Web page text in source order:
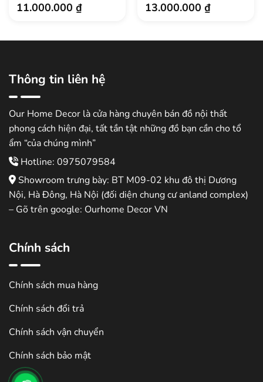
11.000.000₫ 13.000.000₫
Thông tin liên hệ
Our Home Decor là cửa hàng chuyên bán đồ nội thất
phong cách hiện đại, tất tần tật những đồ bạn cần cho tổ
ẩm “của chúng mình”
Hotline: 0975079584
Showroom trưng bày: BT M09-02 khu đô thị Dương
Nội, Hà Đông, Hà Nội (đối diện chung cư anland complex)
– Gõ trên google: Ourhome Decor VN
Chính sách
Chính sách mua hàng
Chính sách đổi trả
Chính sách vận chuyển
Chính sách bảo mật